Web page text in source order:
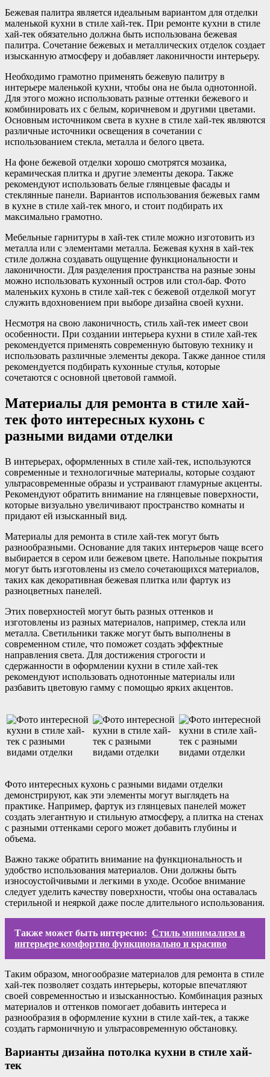
Бежевая палитра является идеальным вариантом для отделки
маленькой кухни в стиле хай-тек. При ремонте кухни в стиле
хай-тек обязательно должна быть использована бежевая
палитра. Сочетание бежевых и металлических отделок создает
изысканную атмосферу и добавляет лаконичности интерьеру.
Необходимо грамотно применять бежевую палитру в
интерьере маленькой кухни, чтобы она не была однотонной.
Для этого можно использовать разные оттенки бежевого и
комбинировать их с белым, коричневом и другими цветами.
Основным источником света в кухне в стиле хай-тек являются
различные источники освещения в сочетании с
использованием стекла, металла и белого цвета.
На фоне бежевой отделки хорошо смотрятся мозаика,
керамическая плитка и другие элементы декора. Также
рекомендуют использовать белые глянцевые фасады и
стеклянные панели. Вариантов использования бежевых гамм
в кухне в стиле хай-тек много, и стоит подбирать их
максимально грамотно.
Мебельные гарнитуры в хай-тек стиле можно изготовить из
металла или с элементами металла. Бежевая кухня в хай-тек
стиле должна создавать ощущение функциональности и
лаконичности. Для разделения пространства на разные зоны
можно использовать кухонный остров или стол-бар. Фото
маленьких кухонь в стиле хай-тек с бежевой отделкой могут
служить вдохновением при выборе дизайна своей кухни.
Несмотря на свою лаконичность, стиль хай-тек имеет свои
особенности. При создании интерьера кухни в стиле хай-тек
рекомендуется применять современную бытовую технику и
использовать различные элементы декора. Также данное стиля
рекомендуется подбирать кухонные стулья, которые
сочетаются с основной цветовой гаммой.
Материалы для ремонта в стиле хай-
тек фото интересных кухонь с
разными видами отделки
В интерьерах, оформленных в стиле хай-тек, используются
современные и технологичные материалы, которые создают
ультрасовременные образы и устраивают гламурные акценты.
Рекомендуют обратить внимание на глянцевые поверхности,
которые визуально увеличивают пространство комнаты и
придают ей изысканный вид.
Материалы для ремонта в стиле хай-тек могут быть
разнообразными. Основание для таких интерьеров чаще всего
выбирается в сером или бежевом цвете. Напольные покрытия
могут быть изготовлены из смело сочетающихся материалов,
таких как декоративная бежевая плитка или фартук из
разноцветных панелей.
Этих поверхностей могут быть разных оттенков и
изготовлены из разных материалов, например, стекла или
металла. Светильники также могут быть выполнены в
современном стиле, что поможет создать эффектные
направления света. Для достижения строгости и
сдержанности в оформлении кухни в стиле хай-тек
рекомендуют использовать однотонные материалы или
разбавить цветовую гамму с помощью ярких акцентов.
Фото интересных кухонь с разными видами отделки
демонстрируют, как эти элементы могут выглядеть на
практике. Например, фартук из глянцевых панелей может
создать элегантную и стильную атмосферу, а плитка на стенах
с разными оттенками серого может добавить глубины и
объема.
Важно также обратить внимание на функциональность и
удобство использования материалов. Они должны быть
износоустойчивыми и легкими в уходе. Особое внимание
следует уделить качеству поверхности, чтобы она оставалась
стерильной и неяркой даже после длительного использования.
Также может быть интересно: Стиль минимализм в
интерьере комфортно функционально и красиво
Таким образом, многообразие материалов для ремонта в стиле
хай-тек позволяет создать интерьеры, которые впечатляют
своей современностью и изысканностью. Комбинация разных
материалов и оттенков помогает добавить интереса и
разнообразия в оформление кухни в стиле хай-тек, а также
создать гармоничную и ультрасовременную обстановку.
Варианты дизайна потолка кухни в стиле хай-
тек